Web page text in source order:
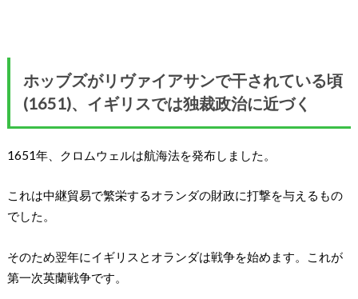
ホッブズがリヴァイアサンで干されている頃
(1651)、イギリスでは独裁政治に近づく
1651年、クロムウェルは航海法を発布しました。
これは中継貿易で繁栄するオランダの財政に打撃を与えるもの
でした。
そのため翌年にイギリスとオランダは戦争を始めます。これが
第一次英蘭戦争です。